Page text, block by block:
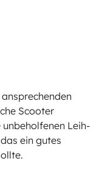
Scooter
unbeholfenen Leih-
ein gutes